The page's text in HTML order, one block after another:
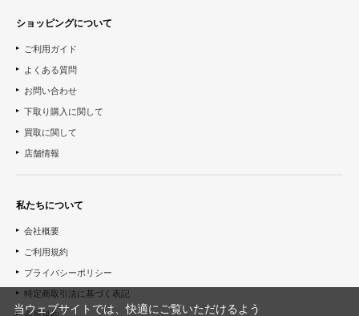
ショッピングについて
ご利用ガイド
よくある質問
お問い合わせ
下取り購入に関して
買取に関して
店舗情報
私たちについて
会社概要
ご利用規約
プライバシーポリシー
特定商取引法に基づく表記
当ウェブサイトでは、快適にご覧いただけるよう